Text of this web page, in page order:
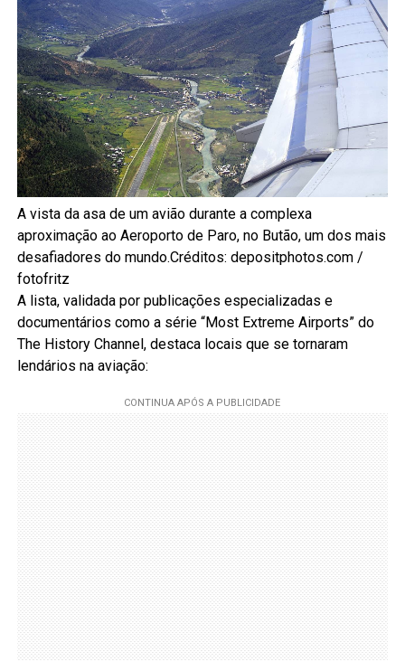
A vista da asa de um avião durante a complexa
aproximação ao Aeroporto de Paro, no Butão, um dos mais
desafiadores do mundo.Créditos: depositphotos.com /
fotofritz
A lista, validada por publicações especializadas e
documentários como a série “Most Extreme Airports” do
The History Channel, destaca locais que se tornaram
lendários na aviação: